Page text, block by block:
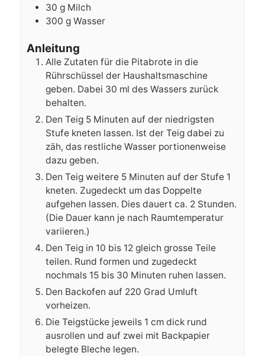
30 g Milch
300 g Wasser
Anleitung
Alle Zutaten für die Pitabrote in die
Rührschüssel der Haushaltsmaschine
geben. Dabei 30 ml des Wassers zurück
behalten.
Den Teig 5 Minuten auf der niedrigsten
Stufe kneten lassen. Ist der Teig dabei zu
zäh, das restliche Wasser portionenweise
dazu geben.
Den Teig weitere 5 Minuten auf der Stufe 1
kneten. Zugedeckt um das Doppelte
aufgehen lassen. Dies dauert ca. 2 Stunden.
(Die Dauer kann je nach Raumtemperatur
variieren.)
Den Teig in 10 bis 12 gleich grosse Teile
teilen. Rund formen und zugedeckt
nochmals 15 bis 30 Minuten ruhen lassen.
Den Backofen auf 220 Grad Umluft
vorheizen.
Die Teigstücke jeweils 1 cm dick rund
ausrollen und auf zwei mit Backpapier
belegte Bleche legen.